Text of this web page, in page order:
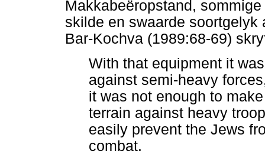
Makkabeëropstand,
skilde en swaarde
Bar-Kochva (1989:68-69)
With that equipment it
against semi-heavy
it was not enough to
terrain against heavy
easily prevent the Jews
combat.